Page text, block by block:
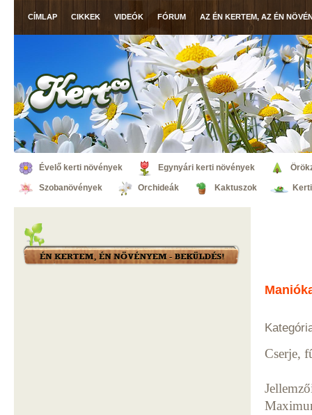
CÍMLAP CIKKEK VIDEÓK FÓRUM AZ ÉN KERTEM, AZ ÉN
Évelő kerti növények Egynyári kerti növények
Szobanövények Orchideák Kaktuszok
Cserje,